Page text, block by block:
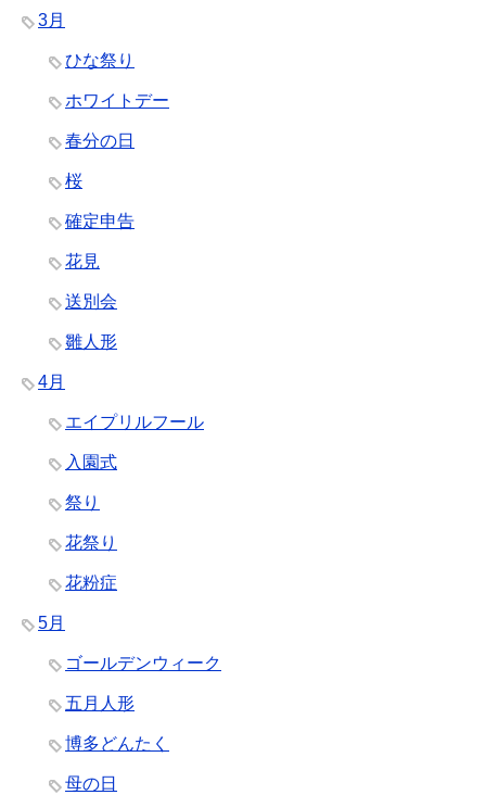
3月
ひな祭り
ホワイトデー
春分の日
桜
確定申告
花見
送別会
雛人形
4月
エイプリルフール
入園式
祭り
花祭り
花粉症
5月
ゴールデンウィーク
五月人形
博多どんたく
母の日